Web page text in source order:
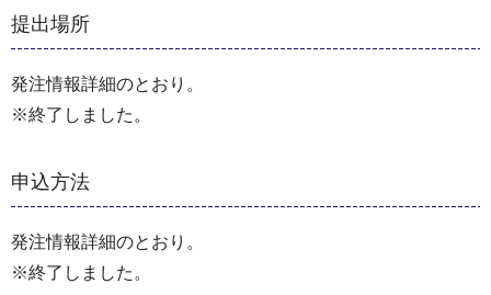
提出場所
発注情報詳細のとおり。
※終了しました。
申込方法
発注情報詳細のとおり。
※終了しました。